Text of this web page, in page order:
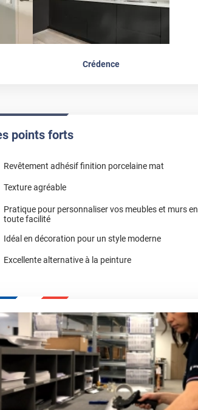
Crédence
points forts
Revêtement adhésif finition porcelaine mat
Texture agréable
Pratique pour personnaliser vos meubles et murs en
toute facilité
Idéal en décoration pour un style moderne
Excellente alternative à la peinture